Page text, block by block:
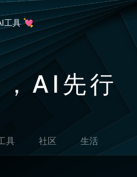
工具 💘
AI先行
具 社区 生活